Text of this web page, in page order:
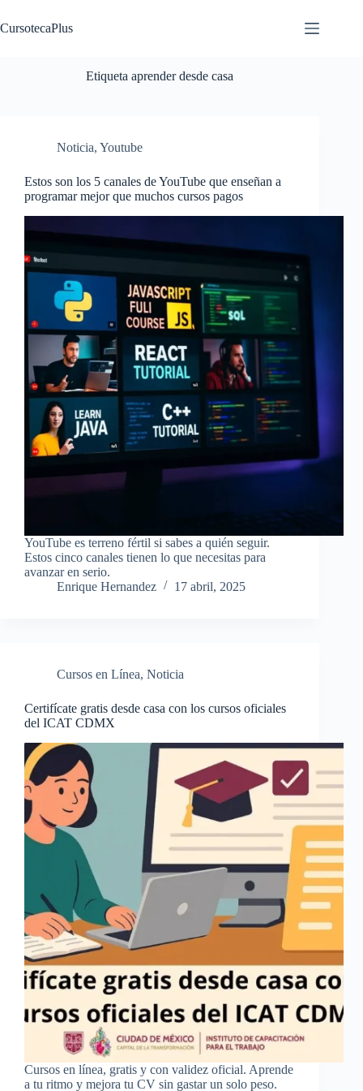
al
contenido
CursotecaPlus
Etiqueta aprender desde casa
Noticia, Youtube
Estos son los 5 canales de YouTube que enseñan a
programar mejor que muchos cursos pagos
YouTube es terreno fértil si sabes a quién seguir.
Estos cinco canales tienen lo que necesitas para
avanzar en serio.
Enrique Hernandez
17 abril, 2025
Cursos en Línea, Noticia
Certifícate gratis desde casa con los cursos oficiales
del ICAT CDMX
Cursos en línea, gratis y con validez oficial. Aprende
a tu ritmo y mejora tu CV sin gastar un solo peso.